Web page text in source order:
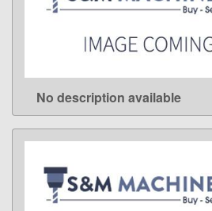
LEARN MORE
No description available